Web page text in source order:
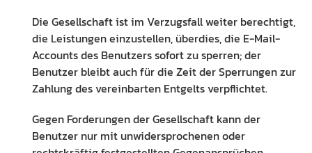
Die Gesellschaft ist im Verzugsfall weiter berechtigt,
die Leistungen einzustellen, überdies, die E-Mail-
Accounts des Benutzers sofort zu sperren; der
Benutzer bleibt auch für die Zeit der Sperrungen zur
Zahlung des vereinbarten Entgelts verpflichtet.
Gegen Forderungen der Gesellschaft kann der
Benutzer nur mit unwidersprochenen oder